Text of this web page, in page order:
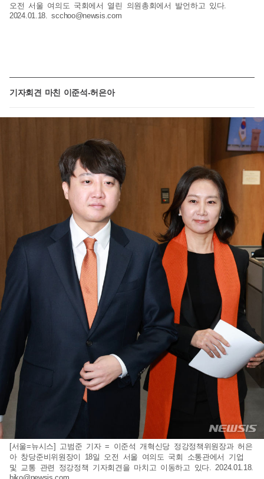
오전 서울 여의도 국회에서 열린 의원총회에서 발언하고 있다.
2024.01.18.scchoo@newsis.com
기자회견 마친 이준석-허은아
[서울=뉴시스] 고범준 기자 = 이준석 개혁신당 정강정책위원장과 허은
아 창당준비위원장이 18일 오전 서울 여의도 국회 소통관에서 기업
및 교통 관련 정강정책 기자회견을 마치고 이동하고 있다. 2024.01.18.